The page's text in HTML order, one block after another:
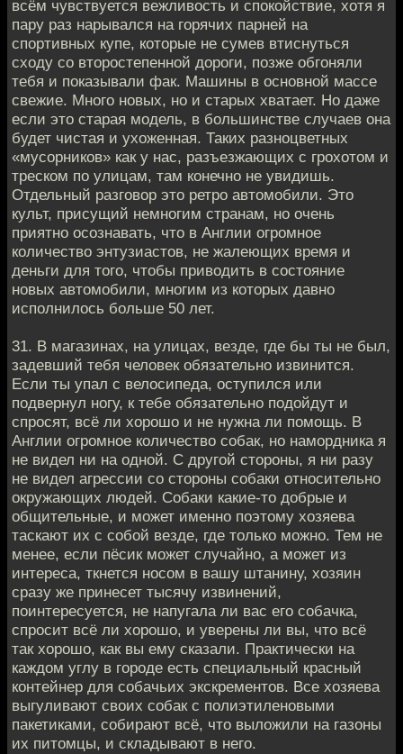
всём чувствуется вежливость и спокойствие, хотя я
пару раз нарывался на горячих парней на
спортивных купе, которые не сумев втиснуться
сходу со второстепенной дороги, позже обгоняли
тебя и показывали фак. Машины в основной массе
свежие. Много новых, но и старых хватает. Но даже
если это старая модель, в большинстве случаев она
будет чистая и ухоженная. Таких разноцветных
«мусорников» как у нас, разъезжающих с грохотом и
треском по улицам, там конечно не увидишь.
Отдельный разговор это ретро автомобили. Это
культ, присущий немногим странам, но очень
приятно осознавать, что в Англии огромное
количество энтузиастов, не жалеющих время и
деньги для того, чтобы приводить в состояние
новых автомобили, многим из которых давно
исполнилось больше 50 лет.
31. В магазинах, на улицах, везде, где бы ты не был,
задевший тебя человек обязательно извинится.
Если ты упал с велосипеда, оступился или
подвернул ногу, к тебе обязательно подойдут и
спросят, всё ли хорошо и не нужна ли помощь. В
Англии огромное количество собак, но намордника я
не видел ни на одной. С другой стороны, я ни разу
не видел агрессии со стороны собаки относительно
окружающих людей. Собаки какие-то добрые и
общительные, и может именно поэтому хозяева
таскают их с собой везде, где только можно. Тем не
менее, если пёсик может случайно, а может из
интереса, ткнется носом в вашу штанину, хозяин
сразу же принесет тысячу извинений,
поинтересуется, не напугала ли вас его собачка,
спросит всё ли хорошо, и уверены ли вы, что всё
так хорошо, как вы ему сказали. Практически на
каждом углу в городе есть специальный красный
контейнер для собачьих экскрементов. Все хозяева
выгуливают своих собак с полиэтиленовыми
пакетиками, собирают всё, что выложили на газоны
их питомцы, и складывают в него.